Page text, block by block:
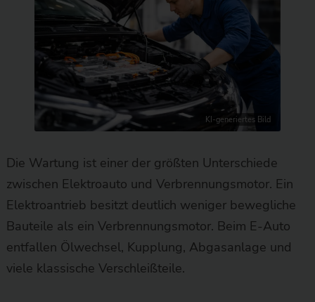
KI-generiertes Bild
Die Wartung ist einer der größten Unterschiede
zwischen Elektroauto und Verbrennungsmotor. Ein
Elektroantrieb besitzt deutlich weniger bewegliche
Bauteile als ein Verbrennungsmotor. Beim E-Auto
entfallen Ölwechsel, Kupplung, Abgasanlage und
viele klassische Verschleißteile.